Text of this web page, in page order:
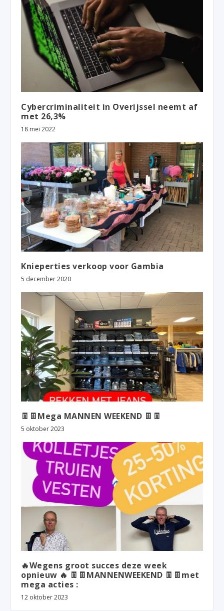
Cybercriminaliteit in Overijssel neemt af
met 26,3%
18 mei 2022
Knieperties verkoop voor Gambia
5 december 2020
👖👖Mega MANNEN WEEKEND 👖👖
5 oktober 2023
🔥Wegens groot succes deze week
opnieuw 🔥 👖👖MANNENWEEKEND 👖👖met
mega acties :
12 oktober 2023